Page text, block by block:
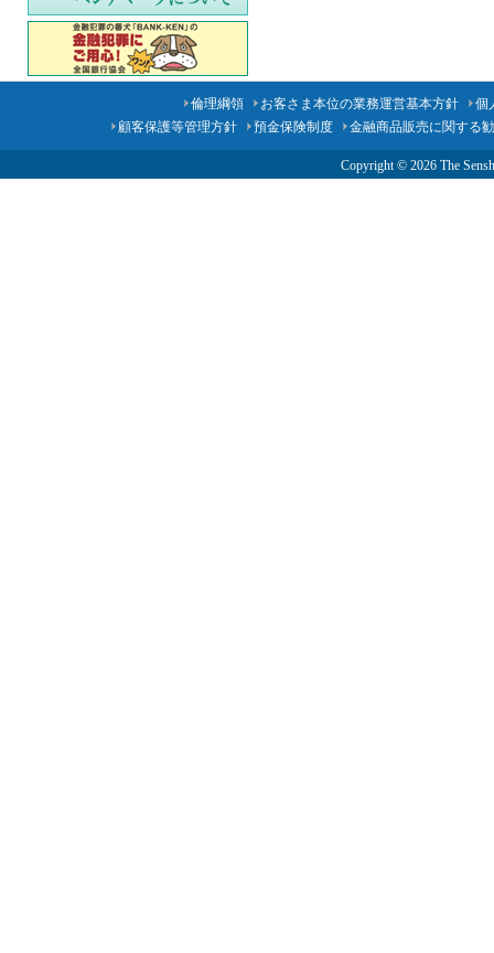
倫理綱領 お客さま本位の業務運営基本方針
個
顧客保護等管理方針
預金保険制度 金融商品販売に関する
Copyright © 2026 The